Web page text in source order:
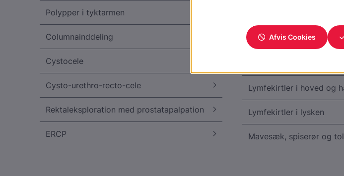
Polypper i tyktarmen
Columnainddeling
Cystocele
Cysto-urethro-recto-cele
Rektaleksploration med prostatapalpation
ERCP
Lymfekirtler i axil/
Lymfekirtler i hoved og
Lymfekirtler i lysken
Mavesæk, spiserør og